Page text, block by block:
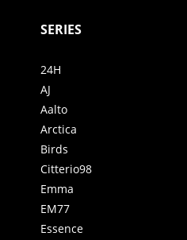
SERIES
24H
AJ
Aalto
Arctica
Birds
Citterio98
Emma
EM77
Essence